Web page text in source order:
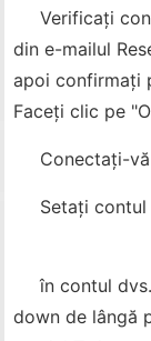
Verificați
din e-mailul
apoi confirmați
Faceți clic pe
Conectați-
Setați
în contul
down de lângă